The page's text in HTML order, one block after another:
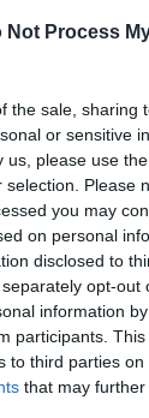
Not Process
the sale, sharing
or sensitive
us, please use
Please
you may
on personal
disclosed to
opt-out
information
participants.
to third parties on
that may
να
τα παιδιά,
και είναι μία
του
είναι
νίκες
ο